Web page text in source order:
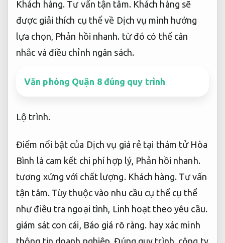
Khách hàng. Tư vấn tận tâm.Khách hàng sẽ
được giải thích cụ thể về Dịch vụ mình hướng
lựa chọn, Phản hồi nhanh. từ đó có thể cân
nhắc và điều chỉnh ngân sách.
Văn phòng Quận 8 đúng quy trình
Lộ trình.
Điểm nổi bật của Dịch vụ giá rẻ tại thám tử Hòa
Bình là cam kết chi phí hợp lý, Phản hồi nhanh.
tương xứng với chất lượng. Khách hàng. Tư vấn
tận tâm.Tùy thuộc vào nhu cầu cụ thể cụ thể
như điều tra ngoại tình, Linh hoạt theo yêu cầu.
giám sát con cái, Báo giá rõ ràng. hay xác minh